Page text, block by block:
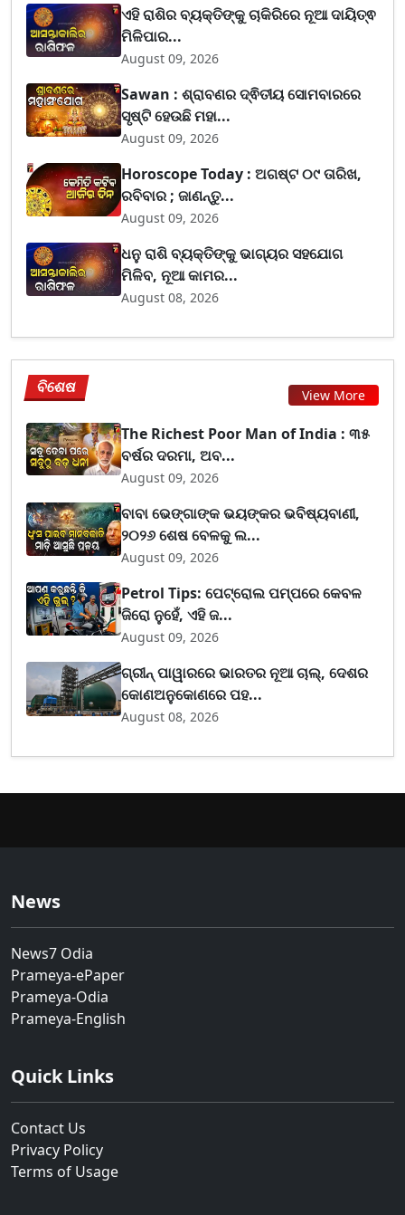
ଏହି ରାଶିର ବ୍ୟକ୍ତିଙ୍କୁ ଚାକିରିରେ ନୂଆ ଦାୟିତ୍ଵ
ମିଳିପାର...
August 09, 2026
Sawan : ଶ୍ରାବଣର ଦ୍ଵିତୀୟ ସୋମବାରରେ
ସୃଷ୍ଟି ହେଉଛି ମହା...
August 09, 2026
Horoscope Today : ଅଗଷ୍ଟ ୦୯ ତାରିଖ,
ରବିବାର ; ଜାଣନ୍ତୁ...
August 09, 2026
ଧନୁ ରାଶି ବ୍ୟକ୍ତିଙ୍କୁ ଭାଗ୍ୟର ସହଯୋଗ
ମିଳିବ, ନୂଆ କାମର...
August 08, 2026
ବିଶେଷ View More
The Richest Poor Man of India : ୩୫
ବର୍ଷର ଦରମା, ଅବ...
August 09, 2026
ବାବା ଭେଙ୍ଗାଙ୍କ ଭୟଙ୍କର ଭବିଷ୍ୟବାଣୀ,
୨୦୨୬ ଶେଷ ବେଳକୁ ଲ...
August 09, 2026
Petrol Tips: ପେଟ୍ରୋଲ ପମ୍ପରେ କେବଳ
ଜିରୋ ନୁହେଁ, ଏହି ଜ...
August 09, 2026
ଗ୍ରୀନ୍ ପାୱାରରେ ଭାରତର ନୂଆ ଚାଲ୍, ଦେଶର
କୋଣଅନୁକୋଣରେ ପହ...
August 08, 2026
News
News7 Odia
Prameya-ePaper
Prameya-Odia
Prameya-English
Quick Links
Contact Us
Privacy Policy
Terms of Usage